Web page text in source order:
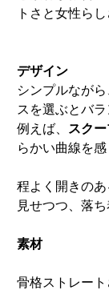
トさと女性ら
デザイン
シンプルなが
スを選ぶとバラ
例えば、 スク
らかい曲線を
程よく開きの
見せつつ、落
素材
骨格ストレー